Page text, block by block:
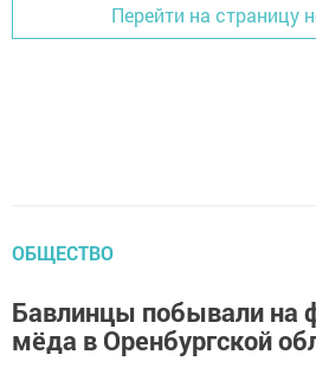
Перейти на страницу
ОБЩЕСТВО
Бавлинцы побывали на
мёда в Оренбургской